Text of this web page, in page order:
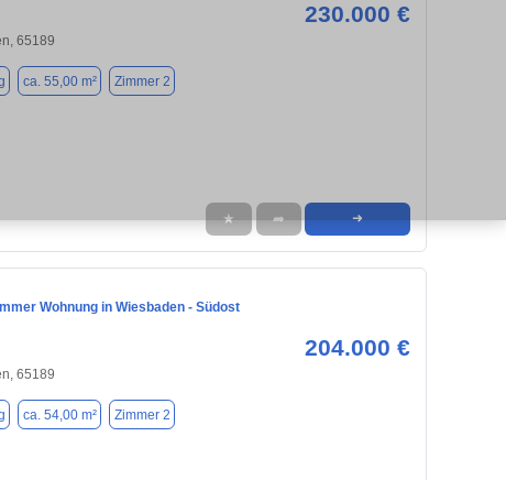
230.000 €
65189
ca. 55,00 m² Zimmer 2
★ ➦ ➜
Wohnung in Wiesbaden - Südost
204.000 €
65189
ca. 54,00 m² Zimmer 2